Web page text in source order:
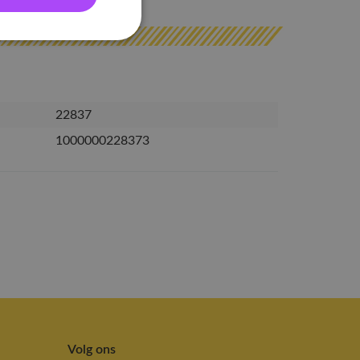
22837
1000000228373
Volg ons